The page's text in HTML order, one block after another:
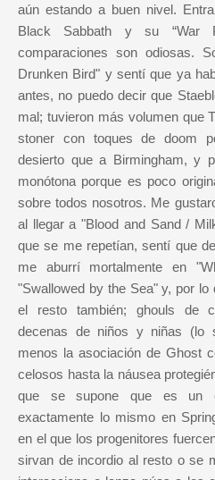
aún estando a buen nivel.
Black Sabbath y su “War
comparaciones son odiosas.
Drunken Bird" y sentí que ya
antes, no puedo decir que
mal; tuvieron más volumen que
stoner con toques de doom
desierto que a Birmingham, y
monótona porque es poco
sobre todos nosotros. Me
al llegar a "Blood and Sand /
que se me repetían, sentí que
me aburrí mortalmente en
"Swallowed by the Sea" y, por lo
el resto también; ghouls de
decenas de niños y niñas (lo
menos la asociación de Ghost
celosos hasta la náusea
que se supone que es un
exactamente lo mismo en
en el que los progenitores
sirvan de incordio al resto o se